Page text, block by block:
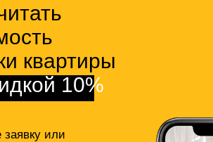
заявку или
квартиры
10%